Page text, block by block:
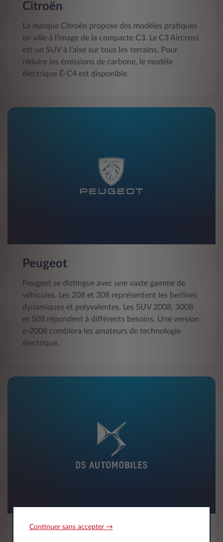
Citroën
La marque Citroën propose des modèles pratiques
en ville à l’image de la compacte C3. Le C3 Aircross
est un SUV à l’aise sur tous les terrains. Pour
réduire les émissions de carbone, le modèle
électrique Ë-C4 est disponible.
Peugeot
Peugeot se distingue avec une vaste gamme de
véhicules. Les 208 et 308 représentent les berlines
dynamiques et polyvalentes. Les SUV 2008, 3008
et 508 répondent à différents besoins. Une version
e‑2008 comblera les amateurs de technologie
électrique.
DS Automobiles
Continuer sans accepter →